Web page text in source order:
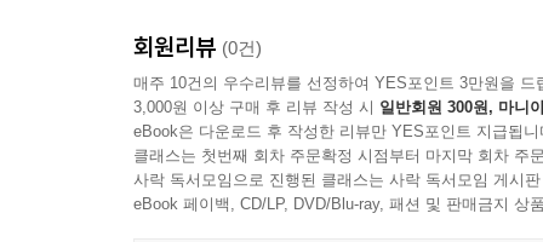
·1컷 만화를 보며 쉽게 곤충의 특징을 이해합니다.
·특징을 살린 그림과 쉬운 글을 활용하여 곤충의
·곤충의 다양한 모습과 쉽게 만날 수 있는 곤충들
·발달장애인 당사자의 감수 내용을 반영하여 실질
회원리뷰 (0건)
매주 10건의 우수리뷰를 선정하여 YES포인트 3만원을 드
3,000원 이상 구매 후 리뷰 작성 시 일반회원 300원, 마니
eBook은 다운로드 후 작성한 리뷰만 YES포인트 지급됩니
클래스는 첫번째 회차 주문확정 시점부터 마지막 회차 주
사락 독서모임으로 진행된 클래스는 사락 독서모임 게시
eBook 페이백, CD/LP, DVD/Blu-ray, 패션 및 판매금지 상